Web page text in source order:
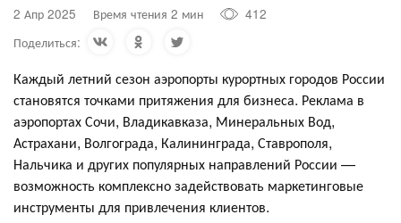
2 Апр 2025 Время чтения 2 мин
412
Поделиться:
Каждый летний сезон аэропорты курортных городов России
становятся точками притяжения для бизнеса. Реклама в
аэропортах Сочи, Владикавказа, Минеральных Вод,
Астрахани, Волгограда, Калининграда, Ставрополя,
Нальчика и других популярных направлений России —
возможность комплексно задействовать маркетинговые
инструменты для привлечения клиентов.